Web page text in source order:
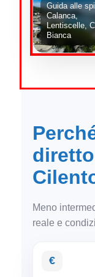
Guida alle
Calanca,
Lentiscelle,
Bianca
Meno
reale e
€